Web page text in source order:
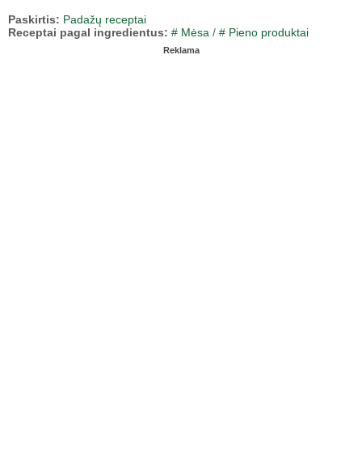
Paskirtis: Padažų receptai
Receptai pagal ingredientus: # Mėsa / # Pieno produktai
Reklama